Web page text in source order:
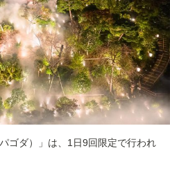
ゴダ）」は、1日9回限定で行われ